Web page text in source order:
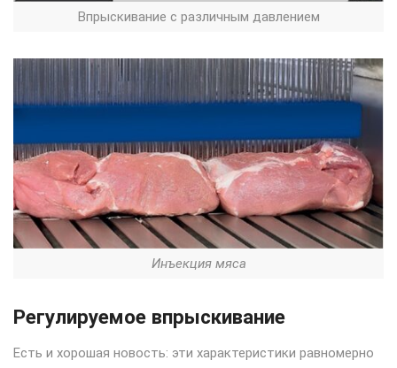
Впрыскивание с различным давлением
Инъекция мяса
Регулируемое впрыскивание
Есть и хорошая новость: эти характеристики равномерно